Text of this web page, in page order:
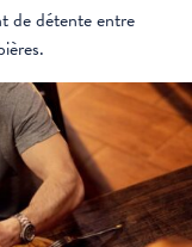
de détente entre